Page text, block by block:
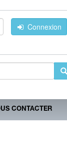
Connexion
CONTACTER